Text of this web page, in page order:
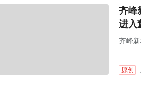
齐峰
进入
齐峰
原创